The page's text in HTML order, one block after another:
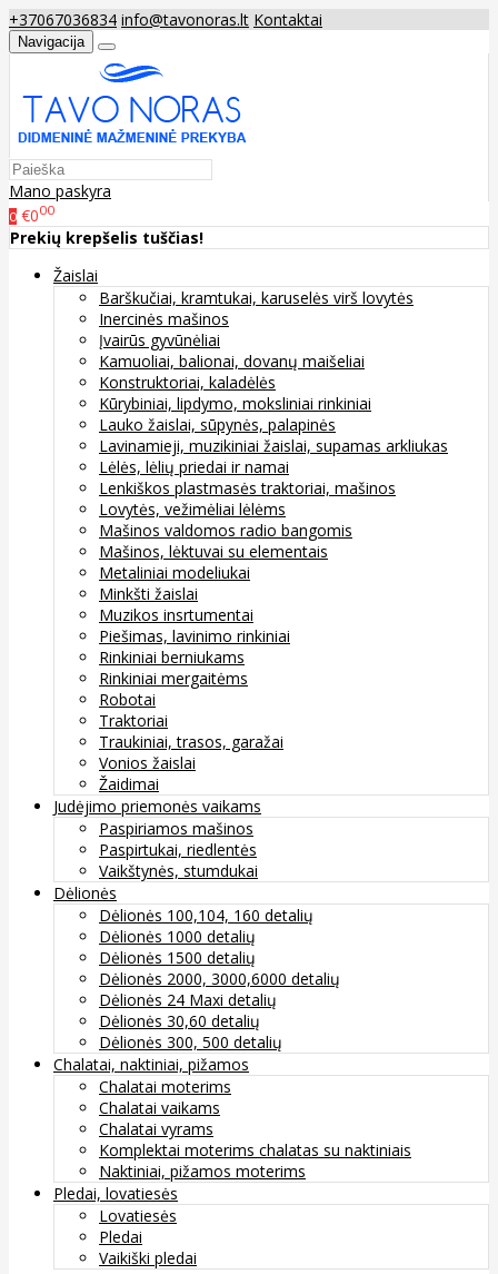
+37067036834 info@tavonoras.lt Kontaktai
Navigacija
Mano paskyra
0 €000
Prekių krepšelis tuščias!
Žaislai
Barškučiai, kramtukai, karuselės virš lovytės
Inercinės mašinos
Įvairūs gyvūnėliai
Kamuoliai, balionai, dovanų maišeliai
Konstruktoriai, kaladėlės
Kūrybiniai, lipdymo, moksliniai rinkiniai
Lauko žaislai, sūpynės, palapinės
Lavinamieji, muzikiniai žaislai, supamas arkliukas
Lėlės, lėlių priedai ir namai
Lenkiškos plastmasės traktoriai, mašinos
Lovytės, vežimėliai lėlėms
Mašinos valdomos radio bangomis
Mašinos, lėktuvai su elementais
Metaliniai modeliukai
Minkšti žaislai
Muzikos insrtumentai
Piešimas, lavinimo rinkiniai
Rinkiniai berniukams
Rinkiniai mergaitėms
Robotai
Traktoriai
Traukiniai, trasos, garažai
Vonios žaislai
Žaidimai
Judėjimo priemonės vaikams
Paspiriamos mašinos
Paspirtukai, riedlentės
Vaikštynės, stumdukai
Dėlionės
Dėlionės 100,104, 160 detalių
Dėlionės 1000 detalių
Dėlionės 1500 detalių
Dėlionės 2000, 3000,6000 detalių
Dėlionės 24 Maxi detalių
Dėlionės 30,60 detalių
Dėlionės 300, 500 detalių
Chalatai, naktiniai, pižamos
Chalatai moterims
Chalatai vaikams
Chalatai vyrams
Komplektai moterims chalatas su naktiniais
Naktiniai, pižamos moterims
Pledai, lovatiesės
Lovatiesės
Pledai
Vaikiški pledai